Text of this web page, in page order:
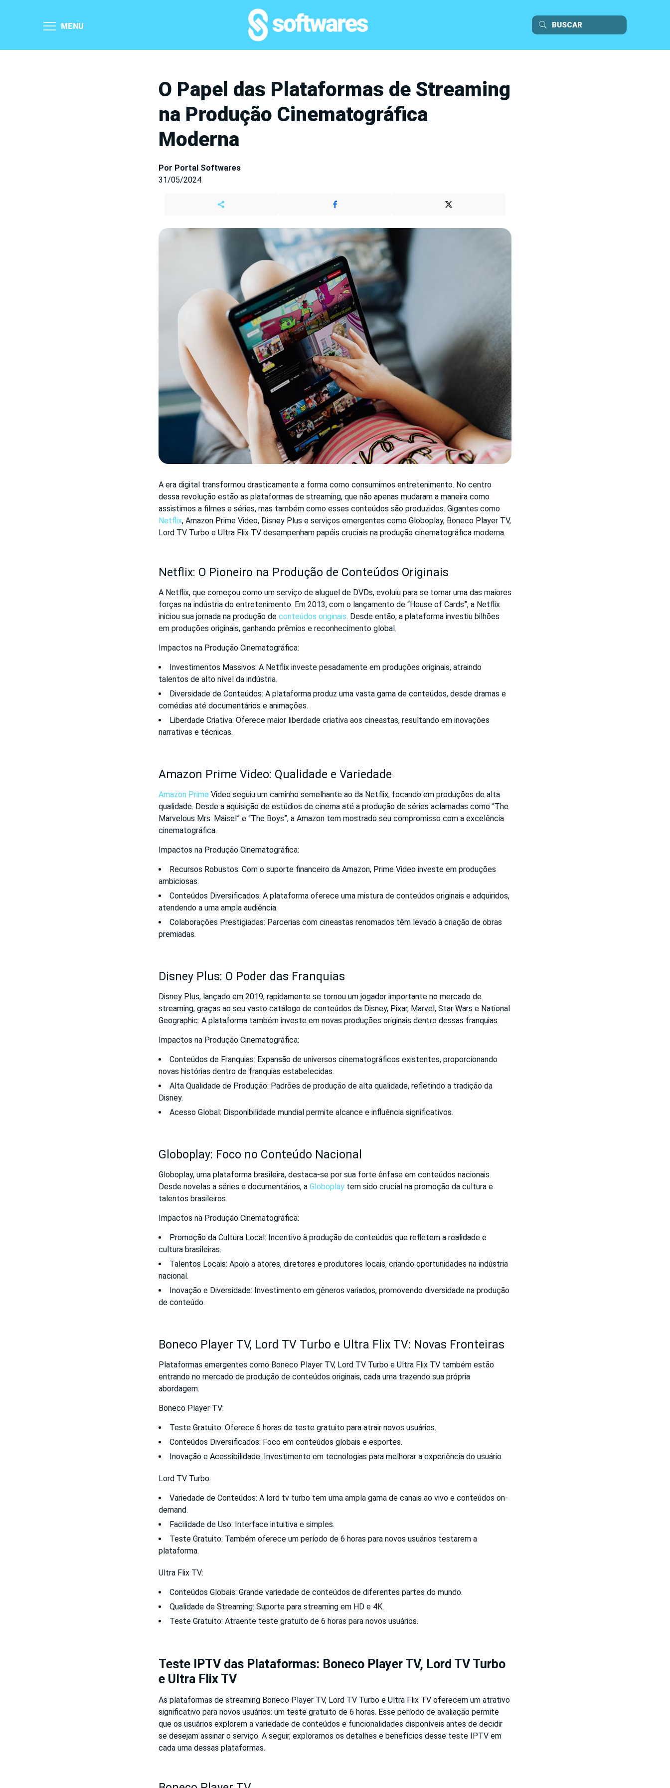
MENU
O Papel das Plataformas de Streaming
na Produção Cinematográfica
Moderna
Por Portal Softwares
31/05/2024
A era digital transformou drasticamente a forma como consumimos entretenimento. No centro
dessa revolução estão as plataformas de streaming, que não apenas mudaram a maneira como
assistimos a filmes e séries, mas também como esses conteúdos são produzidos. Gigantes como
Netflix, Amazon Prime Video, Disney Plus e serviços emergentes como Globoplay, Boneco Player TV,
Lord TV Turbo e Ultra Flix TV desempenham papéis cruciais na produção cinematográfica moderna.
Netflix: O Pioneiro na Produção de Conteúdos Originais
A Netflix, que começou como um serviço de aluguel de DVDs, evoluiu para se tornar uma das maiores
forças na indústria do entretenimento. Em 2013, com o lançamento de “House of Cards”, a Netflix
iniciou sua jornada na produção de conteúdos originais. Desde então, a plataforma investiu bilhões
em produções originais, ganhando prêmios e reconhecimento global.
Impactos na Produção Cinematográfica:
Investimentos Massivos: A Netflix investe pesadamente em produções originais, atraindo
talentos de alto nível da indústria.
Diversidade de Conteúdos: A plataforma produz uma vasta gama de conteúdos, desde dramas e
comédias até documentários e animações.
Liberdade Criativa: Oferece maior liberdade criativa aos cineastas, resultando em inovações
narrativas e técnicas.
Amazon Prime Video: Qualidade e Variedade
Amazon Prime Video seguiu um caminho semelhante ao da Netflix, focando em produções de alta
qualidade. Desde a aquisição de estúdios de cinema até a produção de séries aclamadas como “The
Marvelous Mrs. Maisel” e “The Boys”, a Amazon tem mostrado seu compromisso com a excelência
cinematográfica.
Impactos na Produção Cinematográfica:
Recursos Robustos: Com o suporte financeiro da Amazon, Prime Video investe em produções
ambiciosas.
Conteúdos Diversificados: A plataforma oferece uma mistura de conteúdos originais e adquiridos,
atendendo a uma ampla audiência.
Colaborações Prestigiadas: Parcerias com cineastas renomados têm levado à criação de obras
premiadas.
Disney Plus: O Poder das Franquias
Disney Plus, lançado em 2019, rapidamente se tornou um jogador importante no mercado de
streaming, graças ao seu vasto catálogo de conteúdos da Disney, Pixar, Marvel, Star Wars e National
Geographic. A plataforma também investe em novas produções originais dentro dessas franquias.
Impactos na Produção Cinematográfica:
Conteúdos de Franquias: Expansão de universos cinematográficos existentes, proporcionando
novas histórias dentro de franquias estabelecidas.
Alta Qualidade de Produção: Padrões de produção de alta qualidade, refletindo a tradição da
Disney.
Acesso Global: Disponibilidade mundial permite alcance e influência significativos.
Globoplay: Foco no Conteúdo Nacional
Globoplay, uma plataforma brasileira, destaca-se por sua forte ênfase em conteúdos nacionais.
Desde novelas a séries e documentários, a Globoplay tem sido crucial na promoção da cultura e
talentos brasileiros.
Impactos na Produção Cinematográfica:
Promoção da Cultura Local: Incentivo à produção de conteúdos que refletem a realidade e
cultura brasileiras.
Talentos Locais: Apoio a atores, diretores e produtores locais, criando oportunidades na indústria
nacional.
Inovação e Diversidade: Investimento em gêneros variados, promovendo diversidade na produção
de conteúdo.
Boneco Player TV, Lord TV Turbo e Ultra Flix TV: Novas Fronteiras
Plataformas emergentes como Boneco Player TV, Lord TV Turbo e Ultra Flix TV também estão
entrando no mercado de produção de conteúdos originais, cada uma trazendo sua própria
abordagem.
Boneco Player TV:
Teste Gratuito: Oferece 6 horas de teste gratuito para atrair novos usuários.
Conteúdos Diversificados: Foco em conteúdos globais e esportes.
Inovação e Acessibilidade: Investimento em tecnologias para melhorar a experiência do usuário.
Lord TV Turbo:
Variedade de Conteúdos: A lord tv turbo tem uma ampla gama de canais ao vivo e conteúdos on-
demand.
Facilidade de Uso: Interface intuitiva e simples.
Teste Gratuito: Também oferece um período de 6 horas para novos usuários testarem a
plataforma.
Ultra Flix TV:
Conteúdos Globais: Grande variedade de conteúdos de diferentes partes do mundo.
Qualidade de Streaming: Suporte para streaming em HD e 4K.
Teste Gratuito: Atraente teste gratuito de 6 horas para novos usuários.
Teste IPTV das Plataformas: Boneco Player TV, Lord TV Turbo
e Ultra Flix TV
As plataformas de streaming Boneco Player TV, Lord TV Turbo e Ultra Flix TV oferecem um atrativo
significativo para novos usuários: um teste gratuito de 6 horas. Esse período de avaliação permite
que os usuários explorem a variedade de conteúdos e funcionalidades disponíveis antes de decidir
se desejam assinar o serviço. A seguir, exploramos os detalhes e benefícios desse teste IPTV em
cada uma dessas plataformas.